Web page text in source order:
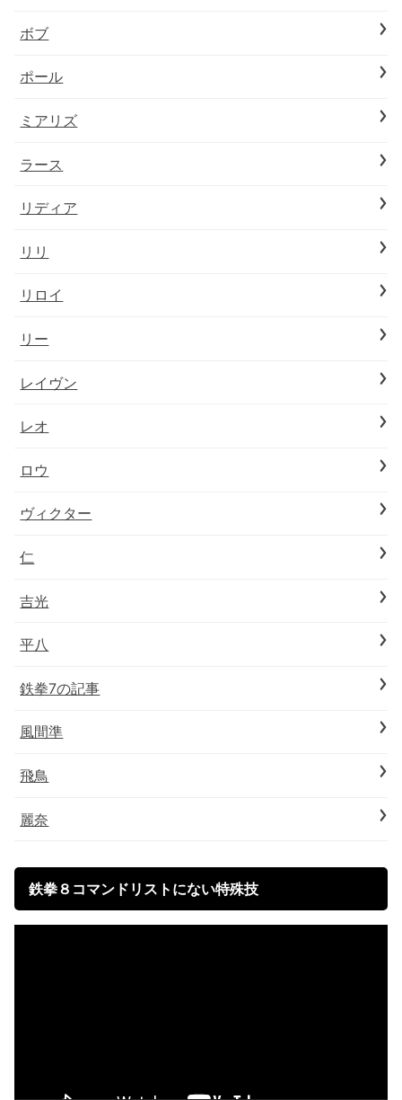
ボブ
ポール
ミアリズ
ラース
リディア
リリ
リロイ
リー
レイヴン
レオ
ロウ
ヴィクター
仁
吉光
平八
鉄拳7の記事
風間準
飛鳥
麗奈
鉄拳８コマンドリストにない特殊技